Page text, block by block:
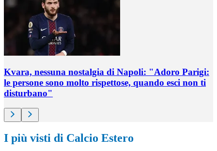
Kvara, nessuna nostalgia di Napoli: "Adoro Parigi:
le persone sono molto rispettose, quando esci non ti
disturbano"
I più visti di Calcio Estero